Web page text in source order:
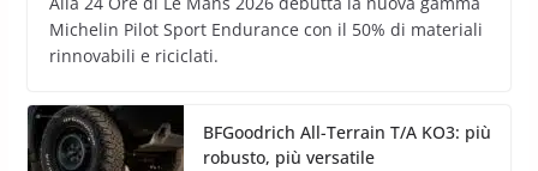
Michelin Pilot Sport Endurance con il 50% di materiali
rinnovabili e riciclati.
BFGoodrich All-Terrain T/A KO3: più
robusto, più versatile